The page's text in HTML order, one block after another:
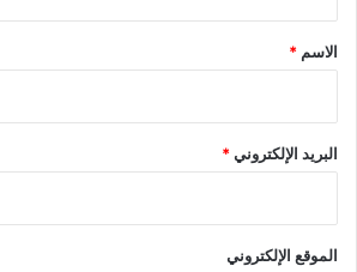
*
الاسم *
البريد الإلكتروني*
الموقع الإلكتروني